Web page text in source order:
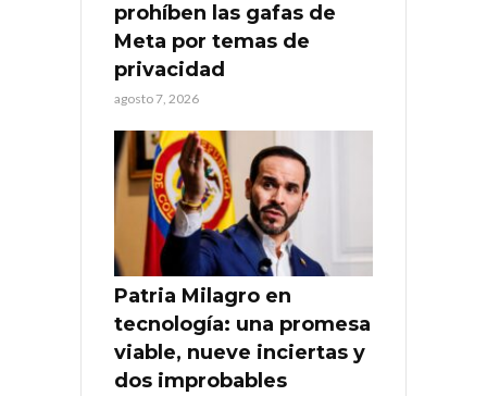
prohíben las gafas de
Meta por temas de
privacidad
agosto 7, 2026
Patria Milagro en
tecnología: una promesa
viable, nueve inciertas y
dos improbables